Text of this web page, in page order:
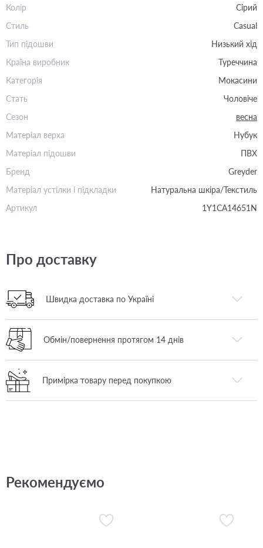
Колір
Сірий
Стиль
Casual
Тип підошви
Низький хід
Країна виробник
Туреччина
Категорія
Мокасини
Стать
Чоловіче
Сезон
весна
Матеріал верха
Нубук
Матеріал підошви
ПВХ
Бренд
Greyder
Матеріал устілки і підкладки
Натуральна шкіра/Текстиль
Артикул
1Y1CA14651N
Про доставку
Швидка доставка по Україні
Обмін/повернення протягом 14 днів
Примірка товару перед покупкою
Рекомендуємо